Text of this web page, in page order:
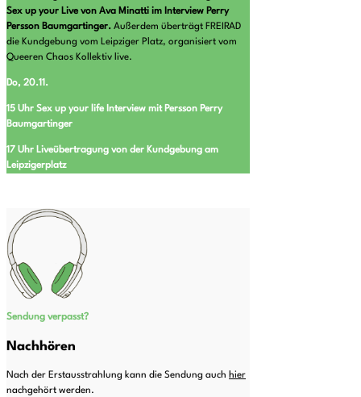
Sex up your Live von Ava Minatti im Interview Perry
Persson Baumgartinger. Außerdem überträgt FREIRAD
die Kundgebung vom Leipziger Platz, organisiert vom
Queeren Chaos Kollektiv live.
Do, 20.11.
15 Uhr Sex up your life Interview mit Persson Perry
Baumgartinger
17 Uhr Liveübertragung von der Kundgebung am
Leipzigerplatz
Sendung verpasst?
Nachhören
Nach der Erstausstrahlung kann die Sendung auch hier
nachgehört werden.